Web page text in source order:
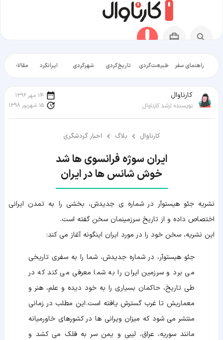
راهنمای سفر طبیعت‌گردی تاریخ‌گردی شهرگردی ایرانگرد مقالات
کارناوال
نویسنده ارشد کارناوال
14 مهر 1396
15 شهریور 1398
کارناوال بلاگ اخبار گردشگری
خوش شانس ها در ایران
نشریه جئو هیستوآر در شماره ی جدیدش، بخشی را به تمدن ایرانی
اختصاص داده و از تاریخ سرزمینمان سخن گفته است.
این نشریه، سخن خود را در مورد ایران اینگونه آغاز می کند:
جئو هیستوآر، در شماره جدیدش، شما را به سفری تاریخی
می برد و سرزمین ایران را به شما معرفی می کند که در
طی تاریخ، حاکمان بسیاری را به خود دیده و علم، هنر و
معماریش تا غرب گسترش یافته است. این مطلب در زمانی
منتشر می شود که میزان ویرانی ها در کشورهای خاورمیانه
مانند سوریه، عراق، لیبی و یمن سر به فلک می کشد و